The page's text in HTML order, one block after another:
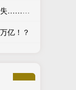
诚信双盈 山姆总部被约谈、溯源信息凭空消失……舌尖上的安全如何守护？一文拆解猪肉全链条溯源
亿！？